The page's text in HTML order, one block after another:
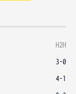
H2H
3-0
4-1